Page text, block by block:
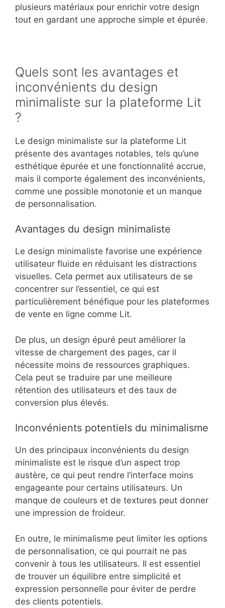
plusieurs matériaux pour enrichir votre design
tout en gardant une approche simple et épurée.
Quels sont les avantages et
inconvénients du design
minimaliste sur la plateforme Lit
?
Le design minimaliste sur la plateforme Lit
présente des avantages notables, tels qu’une
esthétique épurée et une fonctionnalité accrue,
mais il comporte également des inconvénients,
comme une possible monotonie et un manque
de personnalisation.
Avantages du design minimaliste
Le design minimaliste favorise une expérience
utilisateur fluide en réduisant les distractions
visuelles. Cela permet aux utilisateurs de se
concentrer sur l’essentiel, ce qui est
particulièrement bénéfique pour les plateformes
de vente en ligne comme Lit.
De plus, un design épuré peut améliorer la
vitesse de chargement des pages, car il
nécessite moins de ressources graphiques.
Cela peut se traduire par une meilleure
rétention des utilisateurs et des taux de
conversion plus élevés.
Inconvénients potentiels du minimalisme
Un des principaux inconvénients du design
minimaliste est le risque d’un aspect trop
austère, ce qui peut rendre l’interface moins
engageante pour certains utilisateurs. Un
manque de couleurs et de textures peut donner